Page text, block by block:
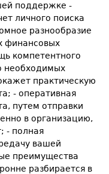
поддержке -
личного поиска
разнообразие
финансовых
компетентного
необходимых
практическую
- оперативная
путем отправки
в организацию,
- полная
вашей
преимущества
разбирается в